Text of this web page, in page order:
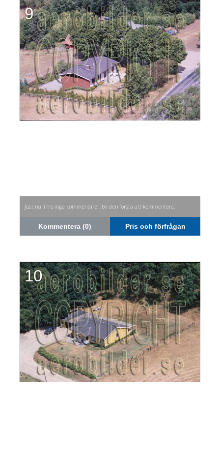
9
Just nu finns inga kommentarer, bli den första att kommentera.
Kommentera (0) Pris och förfrågan
10